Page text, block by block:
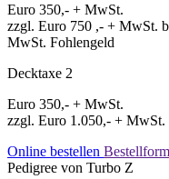
Euro 350,- + MwSt.
zzgl. Euro 750 ,- + MwSt.
MwSt. Fohlengeld
Decktaxe 2
Euro 350,- + MwSt.
zzgl. Euro 1.050,- + MwSt.
Online bestellen
Pedigree von Turbo Z